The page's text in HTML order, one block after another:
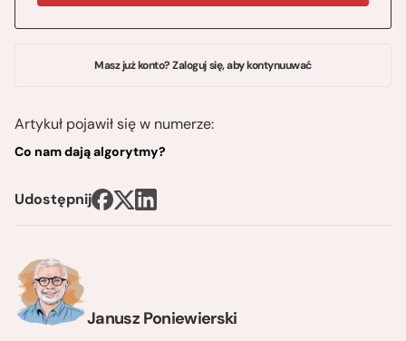
Janusz Poniewierski
Masz już konto? Zaloguj się, aby kontynuuwać
Artykuł pojawił się w numerze:
Co nam dają algorytmy?
Udostępnij